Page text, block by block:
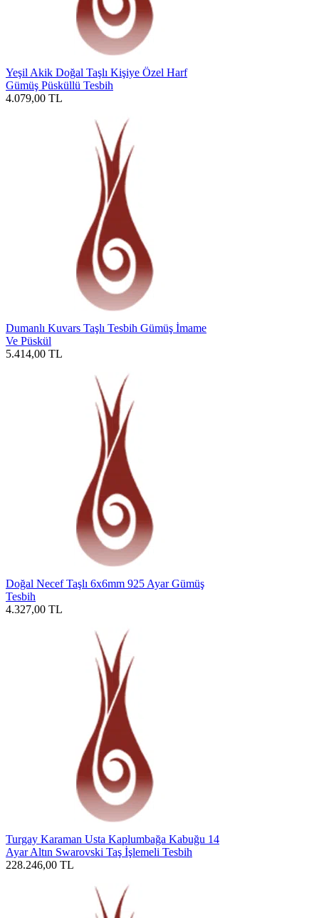
Yeşil Akik Doğal Taşlı Kişiye Özel Harf
Gümüş Püsküllü Tesbih
4.079,00 TL
Dumanlı Kuvars Taşlı Tesbih Gümüş İmame
Ve Püskül
5.414,00 TL
Doğal Necef Taşlı 6x6mm 925 Ayar Gümüş
Tesbih
4.327,00 TL
Turgay Karaman Usta Kaplumbağa Kabuğu 14
Ayar Altın Swarovski Taş İşlemeli Tesbih
228.246,00 TL